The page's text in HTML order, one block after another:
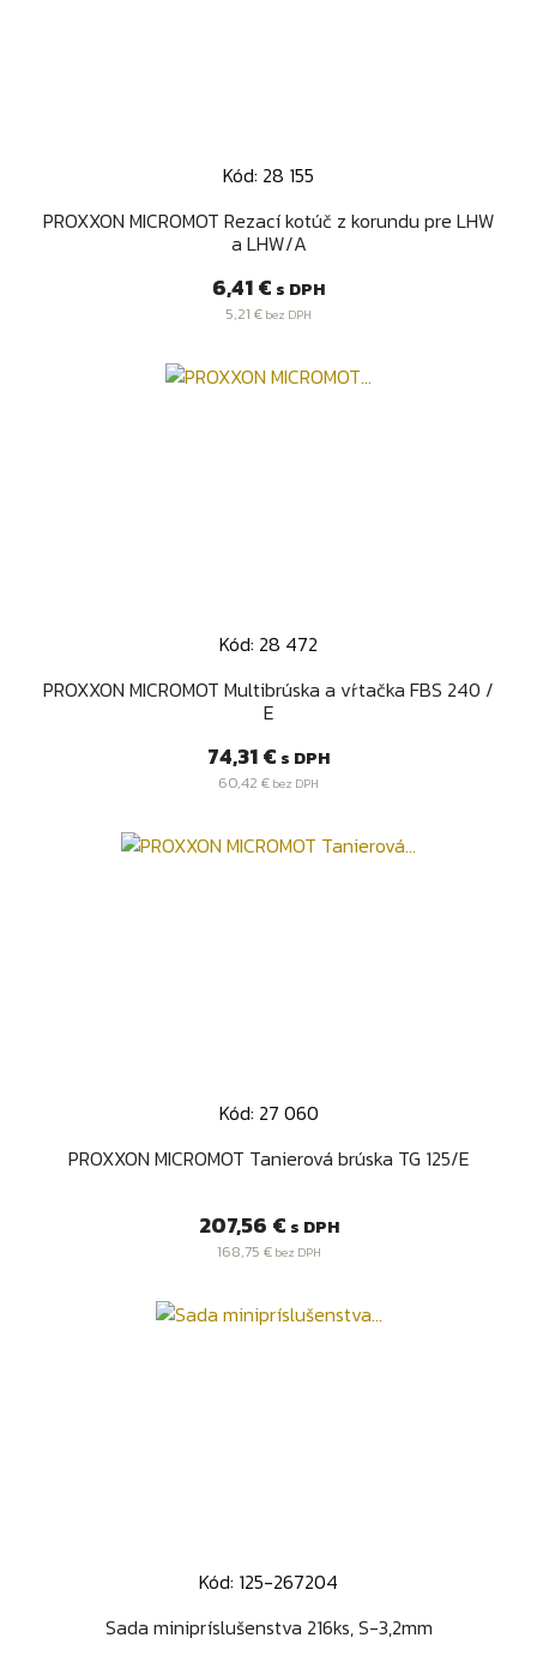
Kód: 28 155
PROXXON MICROMOT Rezací kotúč z korundu pre LHW
a LHW/A
Cena
6,41 € s DPH
5,21 € bez DPH
Kód: 28 472
PROXXON MICROMOT Multibrúska a vŕtačka FBS 240 /
E
Cena
74,31 € s DPH
60,42 € bez DPH
Kód: 27 060
PROXXON MICROMOT Tanierová brúska TG 125/E
Cena
207,56 € s DPH
168,75 €bez DPH
Kód: 125-267204
Sada minipríslušenstva 216ks, S-3,2mm